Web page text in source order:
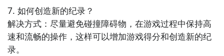
步骤1：点击下载九游APP；
步骤2：进入APP搜索“急速滚球大比拼”，订阅后可及时
接受活动,礼包,开测和开放下载的提醒；
错过最先的下载机会了咯！
九游APP
7. 如何创造新的纪录？
解决方式：尽量避免碰撞障碍物，在游戏过程中保持高
速和流畅的操作，这样可以增加游戏得分和创造新的纪
录。